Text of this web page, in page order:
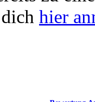
hier